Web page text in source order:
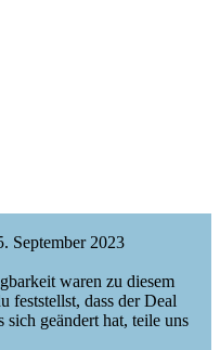
September 2023
waren zu diesem
feststellst, dass der Deal
geändert hat, teile uns